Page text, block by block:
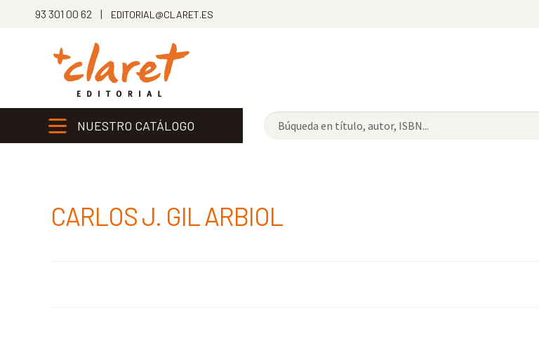
93 301 00 62 | EDITORIAL@CLARET.ES
NUESTRO CATÁLOGO
CARLOS J. GIL ARBIOL